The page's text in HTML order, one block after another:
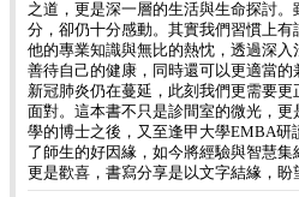
之道，更是深一層的生活與生命探討
分，卻仍十分感動。其實我們習慣上
他的專業知識與無比的熱忱，透過深
善待自己的健康，同時還可以更適當
新冠肺炎仍在蔓延，此刻我們更需要
面對。這本書不只是診間室的微光，
學的博士之後，又至逢甲大學EMBA研
了師生的好因緣，如今將經驗與智慧
更是歡喜，書寫分享是以文字結緣，盼